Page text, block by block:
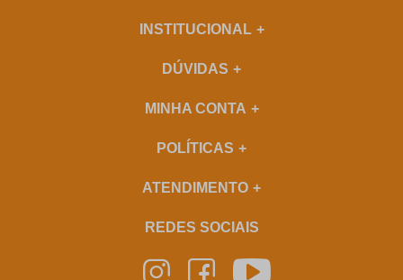
INSTITUCIONAL
DÚVIDAS
MINHA CONTA
POLÍTICAS
ATENDIMENTO
REDES SOCIAIS